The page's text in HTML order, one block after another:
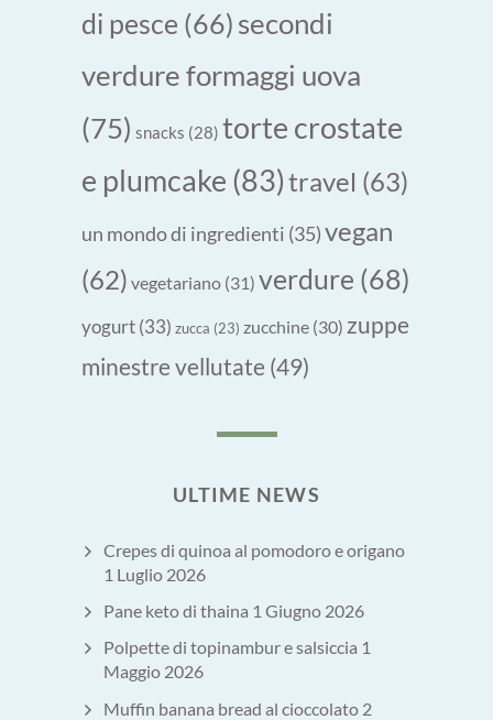
di pesce (66) secondi
verdure formaggi uova
(75) snacks (28) torte crostate
e plumcake (83)travel (63)
un mondo di ingredienti (35)vegan
(62) vegetariano (31) verdure (68)
yogurt(33) zucca (23) zucchine (30) zuppe
minestre vellutate (49)
ULTIME NEWS
Crepes di quinoa al pomodoro e origano
1 Luglio 2026
Pane keto di thaina 1 Giugno 2026
Polpette di topinambur e salsiccia 1
Maggio 2026
Muffin banana bread al cioccolato 2